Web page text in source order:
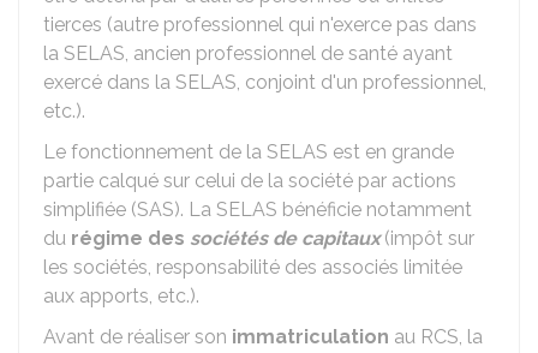
tierces (autre professionnel qui n'exerce pas dans
la SELAS, ancien professionnel de santé ayant
exercé dans la SELAS, conjoint d'un professionnel,
etc.).
Le fonctionnement de la SELAS est en grande
partie calqué sur celui de la société par actions
simplifiée (SAS). La SELAS bénéficie notamment
du régime des sociétés de capitaux(impôt sur
les sociétés, responsabilité des associés limitée
aux apports, etc.).
Avant de réaliser son immatriculation au RCS, la